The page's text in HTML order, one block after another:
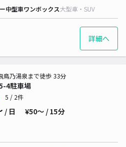
中型車ワンボックス大型車・SUV
詳細へ
4駐車場
鳥乃湯泉まで徒歩 33分
5 / 2件
/ 日 ¥50〜 / 15分